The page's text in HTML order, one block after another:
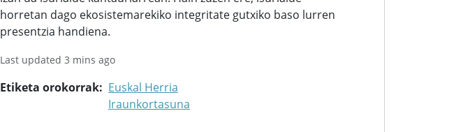
horretan dago ekosistemarekiko integritate gutxiko baso lurren
presentzia handiena.
Last updated 3 mins ago
Etiketa orokorrak
Euskal Herria
Iraunkortasuna